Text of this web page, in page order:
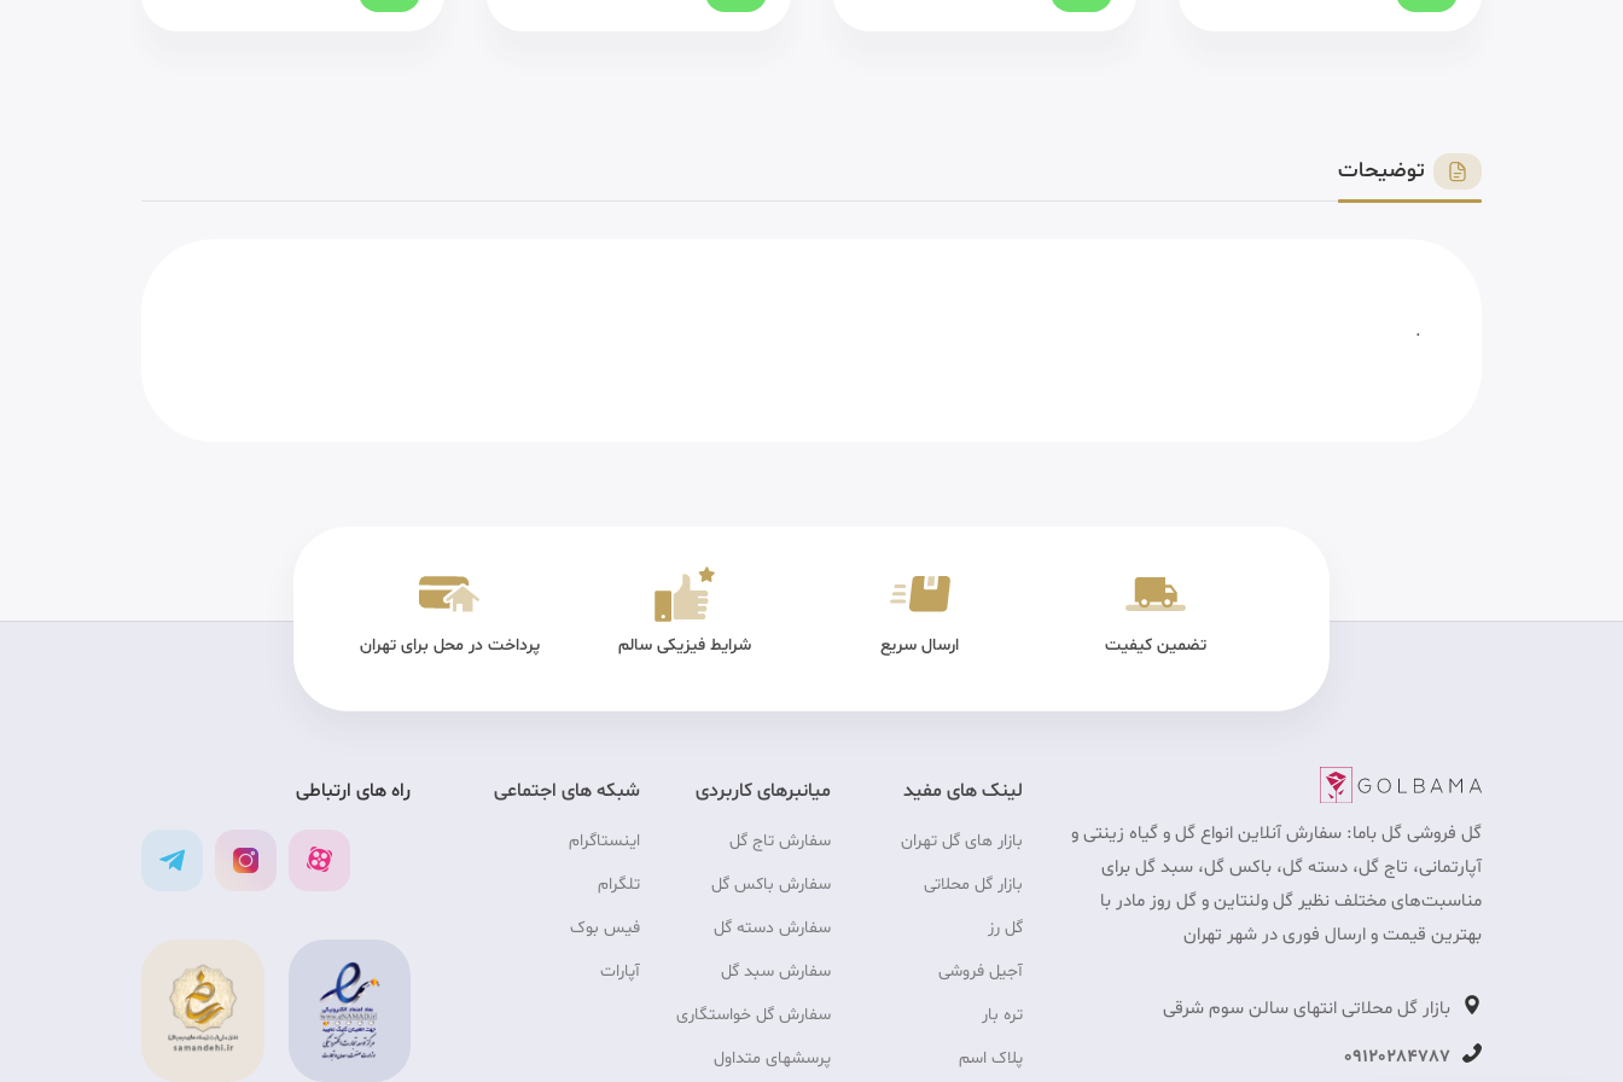
توضیحات
.
تضمین کیفیت ارسال سریع شرایط فیزیکی سالم پرداخت در محل برای تهران
گل فروشی گل باما: سفارش آنلاین انواع گل و گیاه زینتی و
آپارتمانی، تاج گل، دسته گل، باکس گل، سبد گل برای
مناسبت‎‌های مختلف نظیر گل ولنتاین و گل روز مادر با
بهترین قیمت و ارسال فوری در شهر تهران
بازار گل محلاتی انتهای سالن سوم شرقی
09120284787
لینک های مفید
بازار های گل تهران
بازار گل محلاتی
گل رز
آجیل فروشی
تره بار
پلاک اسم
میانبرهای کاربردی
سفارش تاج گل
سفارش باکس گل
سفارش دسته گل
سفارش سبد گل
سفارش گل خواستگاری
پرسشهای متداول
شبکه های اجتماعی
اینستاگرام
تلگرام
فیس بوک
آپارات
راه های ارتباطی